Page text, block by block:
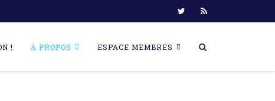
! A PROPOS ESPACE MEMBRES